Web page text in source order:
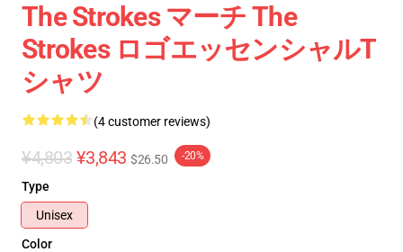
The Strokes マーチ The
Strokes ロゴエッセンシャルT
シャツ
(4 customer reviews)
¥4,803 ¥3,843 $26.50 -20%
Type
Unisex
Color